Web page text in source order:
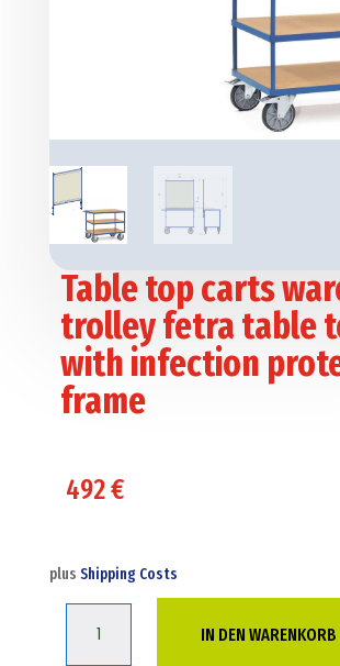
Table top carts
trolley fetra table
with infection
frame
492€
plus Shipping Costs
IN DEN WARENKORB